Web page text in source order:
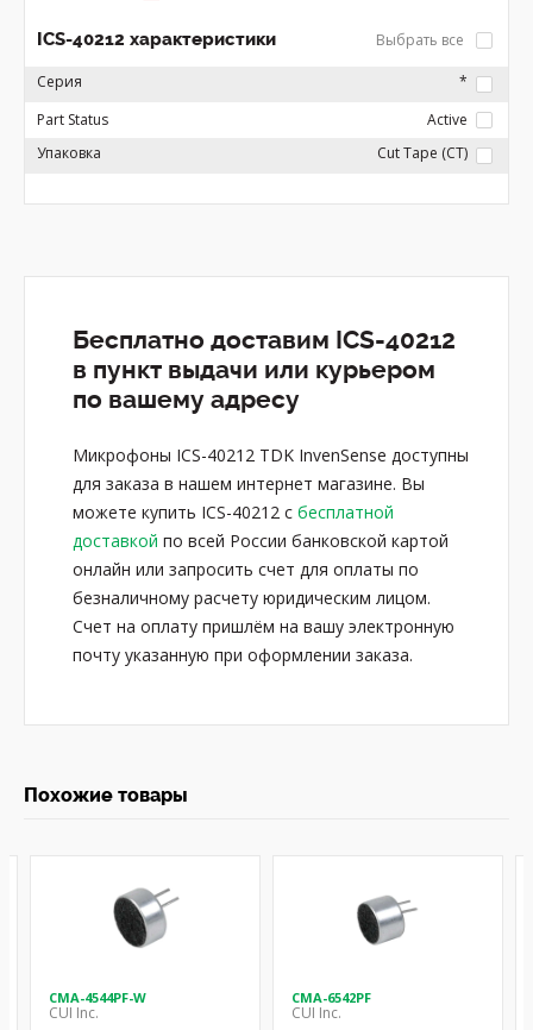
ICS-40212 характеристики Выбрать все
Серия
*
Part Status
Active
Упаковка
Cut Tape (CT)
Бесплатно доставим ICS-40212
в пункт выдачи или курьером
по вашему адресу
Микрофоны ICS-40212 TDK InvenSense доступны
для заказа в нашем интернет магазине. Вы
можете купить ICS-40212 с бесплатной
доставкой по всей России банковской картой
онлайн или запросить счет для оплаты по
безналичному расчету юридическим лицом.
Счет на оплату пришлём на вашу электронную
почту указанную при оформлении заказа.
Похожие товары
CMA-4544PF-W
CUI Inc.
CMA-6542PF
CUI Inc.